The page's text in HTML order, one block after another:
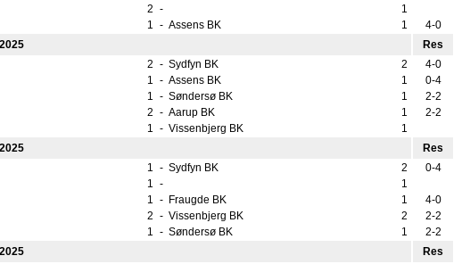
2 -
1
1 - Assens BK 1
4-0
Res
2 - Sydfyn BK 2
4-0
1 - Assens BK 1
0-4
1 - Søndersø BK 1
2-2
2 - Aarup BK 1
2-2
1 - Vissenbjerg BK
1
Res
1 - Sydfyn BK 2
0-4
1 -
1
1 - Fraugde BK 1
4-0
2 - Vissenbjerg BK 2
2-2
1 - Søndersø BK 1
2-2
Res